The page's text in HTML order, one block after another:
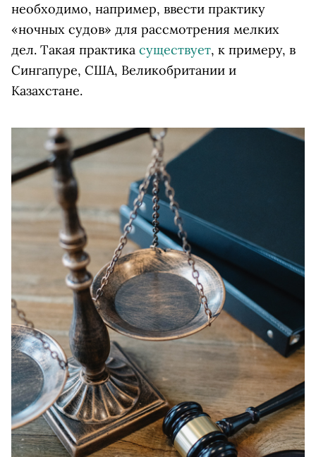
необходимо, например, ввести практику
«ночных судов» для рассмотрения мелких
дел. Такая практика существует, к примеру, в
Сингапуре, США, Великобритании и
Казахстане.